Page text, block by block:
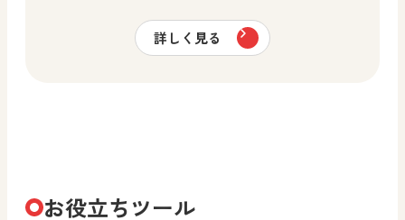
詳しく見る
お役立ちツール